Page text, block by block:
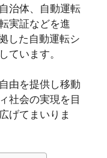
治体、自動運転
実証などを進
した自動運転シ
ています。
由を提供し移動
社会の実現を目
げてまいりま